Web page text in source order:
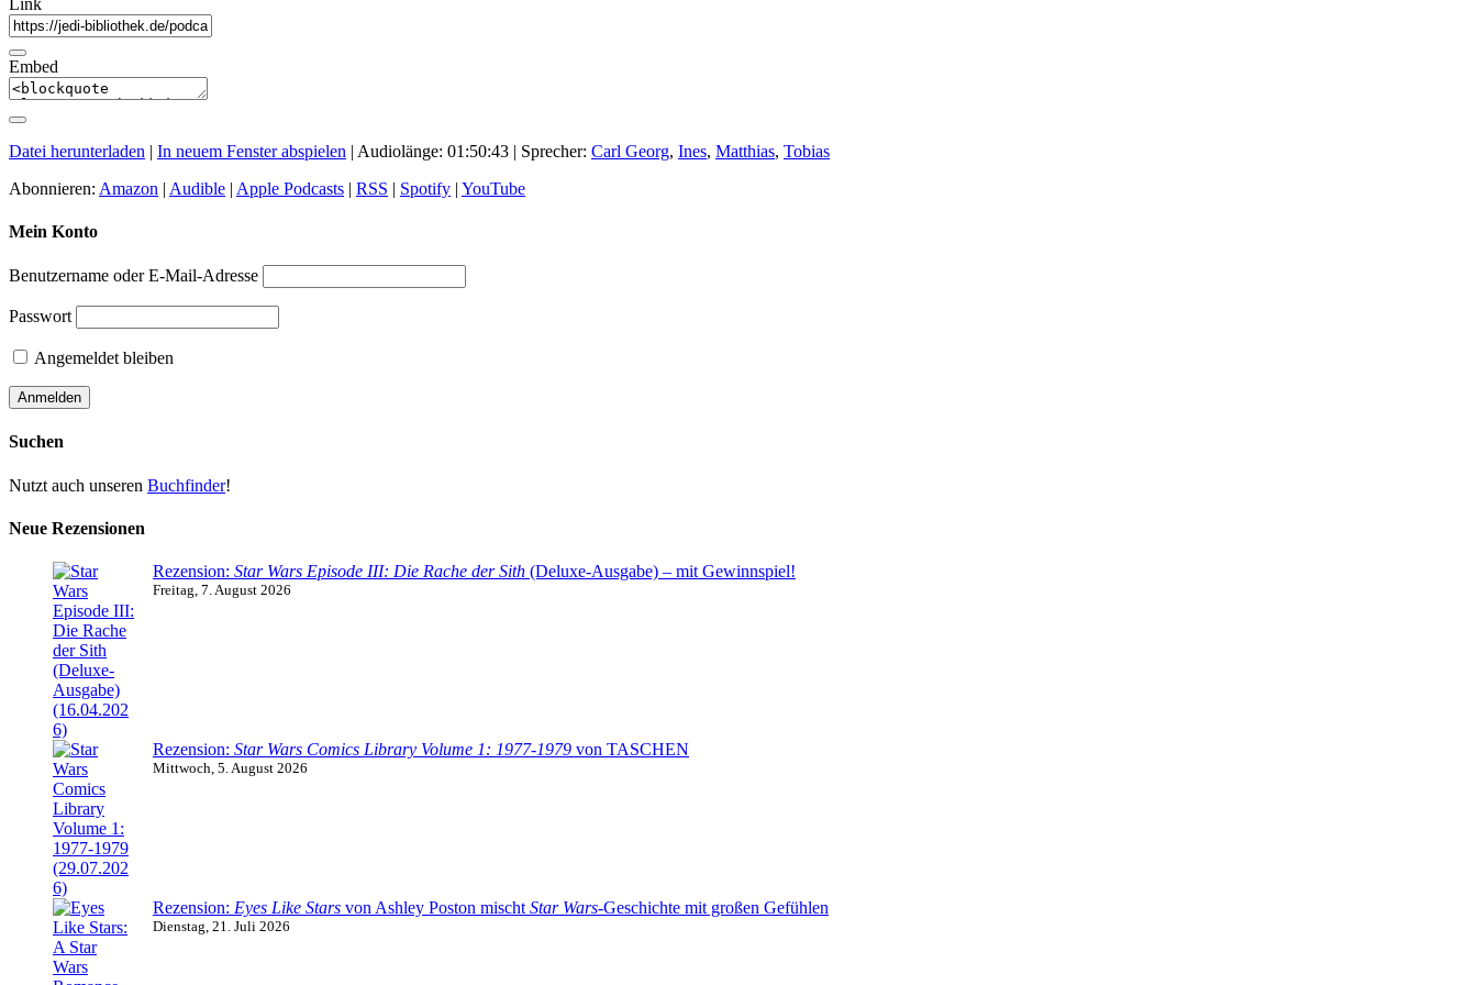
Embed
Datei herunterladen | In neuem Fenster abspielen | Audiolänge: 01:50:43 | Sprecher: Carl Georg, Ines, Matthias, Tobias
Abonnieren: Amazon | Audible | Apple Podcasts | RSS | Spotify | YouTube
Mein Konto
Benutzername oder E-Mail-Adresse
Passwort
Angemeldet bleiben
Suchen
Nutzt auch unseren Buchfinder!
Neue Rezensionen
Rezension: Star Wars Episode III: Die Rache der Sith (Deluxe-Ausgabe) – mit Gewinnspiel!
Freitag, 7. August 2026
Rezension: Star Wars Comics Library Volume 1: 1977-1979 von TASCHEN
Mittwoch, 5. August 2026
Rezension: Eyes Like Stars von Ashley Poston mischt Star Wars-Geschichte mit großen Gefühlen
Dienstag, 21. Juli 2026